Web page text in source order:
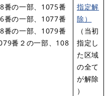
番の一部、1075番
番の一部、1077番
番の一部、1079番
番２の一部、108
指定解
除）
（当初
指定し
た区域
の全て
が解除​
）